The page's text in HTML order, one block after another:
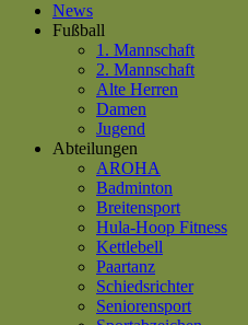
News
Fußball
1. Mannschaft
2. Mannschaft
Alte Herren
Damen
Jugend
Abteilungen
AROHA
Badminton
Breitensport
Hula-Hoop Fitness
Kettlebell
Paartanz
Schiedsrichter
Seniorensport